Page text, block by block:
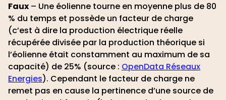
Faux – Une éolienne tourne en moyenne plus de 80
% du temps et possède un facteur de charge
(c’est à dire la production électrique réelle
récupérée divisée par la production théorique si
l’éolienne était constamment au maximum de sa
capacité) de 25% (source : OpenData Réseaux
Energies). Cependant le facteur de charge ne
remet pas en cause la pertinence d’une source de